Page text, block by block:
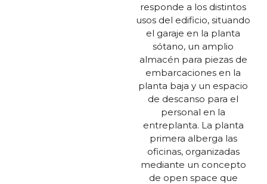
responde a los distintos
usos del edificio, situando
el garaje en la planta
sótano, un amplio
almacén para piezas de
embarcaciones en la
planta baja y un espacio
de descanso para el
personal en la
entreplanta. La planta
primera alberga las
oficinas, organizadas
mediante un concepto
de open space que